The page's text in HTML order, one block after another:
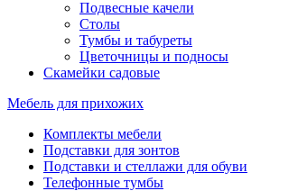
Подвесные качели
Столы
Тумбы и табуреты
Цветочницы и подносы
Скамейки садовые
Мебель для прихожих
Комплекты мебели
Подставки для зонтов
Подставки и стеллажи для обуви
Телефонные тумбы